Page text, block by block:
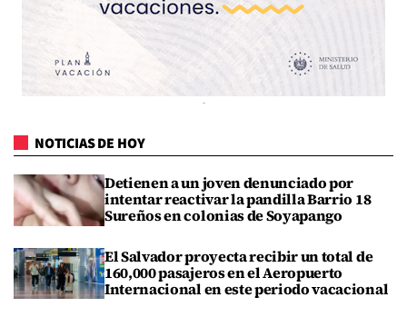
NOTICIAS DE HOY
Detienen a un joven denunciado por
intentar reactivar la pandilla Barrio 18
Sureños en colonias de Soyapango
El Salvador proyecta recibir un total de
160,000 pasajeros en el Aeropuerto
Internacional en este periodo vacacional